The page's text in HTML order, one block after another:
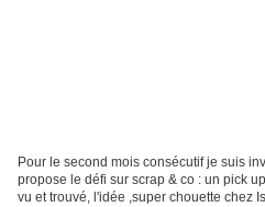
Pour le second mois consécutif je suis
propose le défi sur scrap & co : un pick
vu et trouvé, l'idée ,super chouette chez